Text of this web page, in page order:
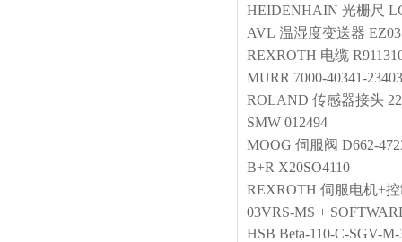
HEIDENHAIN 光栅尺
AVL 温湿度变送器
REXROTH 电缆
MURR 7000-40341-
ROLAND 传感器接头
SMW 012494
MOOG 伺服阀 D662-
B+R X20SO4110
REXROTH 伺服电机+
03VRS-MS +
HSB Beta-110-C-SGV-